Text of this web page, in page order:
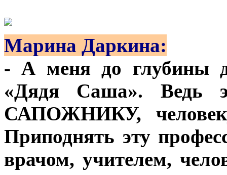
Марина Даркина:
- А меня до глубины
«Дядя Саша». Ведь
САПОЖНИКУ,
Приподнять эту
врачом, учителем,